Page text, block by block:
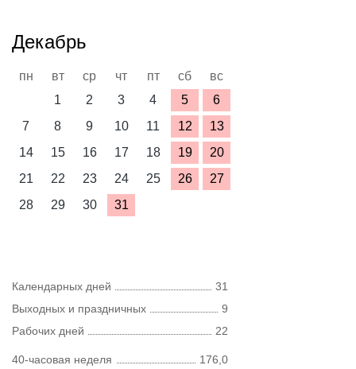
Декабрь
пн вт ср чт пт сб
вс
1
2 3 4 5
6
7
8 9 10 11 12
13
14
15 16 17 18 19
20
21
22 23 24 25 26
27
28
29 30 31
Календарных дней
31
Выходных и праздничных
9
Рабочих дней
22
40-часовая неделя
176,0